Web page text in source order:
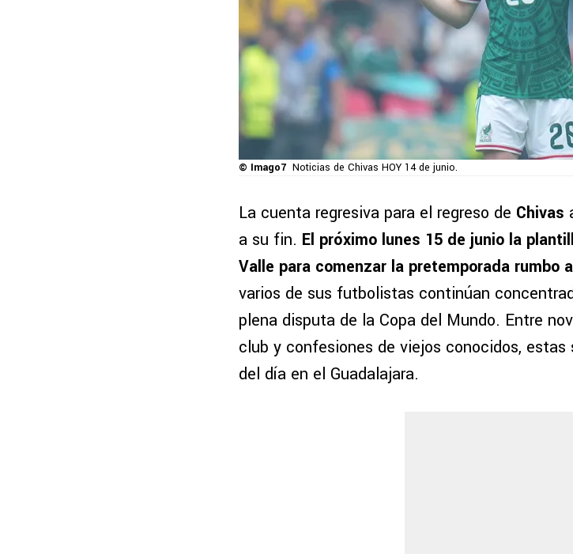
© Imago7 Noticias de Chivas HOY 14 de junio.
La cuenta regresiva para el regreso de Chivas
a su fin. El próximo lunes 15 de junio la
Valle para comenzar la pretemporada rumbo
varios de sus futbolistas continúan
plena disputa de la Copa del Mundo. Entre
club y confesiones de viejos conocidos,
del día en el Guadalajara.